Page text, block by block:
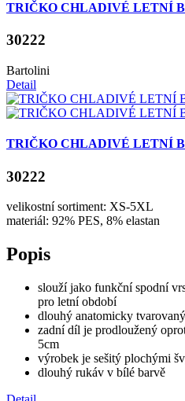
TRIČKO CHLADIVÉ LETNÍ
30222
Bartolini
Detail
TRIČKO CHLADIVÉ LETNÍ
30222
velikostní sortiment: XS-5XL
materiál: 92% PES, 8% elastan
Popis
slouží jako funkční spodní
pro letní období
dlouhý anatomicky
zadní díl je prodloužený
5cm
výrobek je sešitý plochými
dlouhý rukáv v bílé barvě